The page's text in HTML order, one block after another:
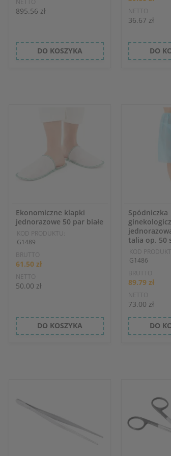
NETTO
895.56 zł
DO KOSZYKA
NETTO
36.67 zł
DO
Ekonomiczne klapki
jednorazowe 50 par białe
KOD PRODUKTU:
G1489
BRUTTO
61.50 zł
NETTO
50.00 zł
DO KOSZYKA
Spódniczka
talia op. 50
KOD
G1486
BRUTTO
89.79 zł
NETTO
73.00 zł
DO